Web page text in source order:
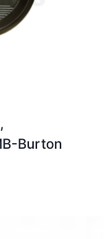
Burton